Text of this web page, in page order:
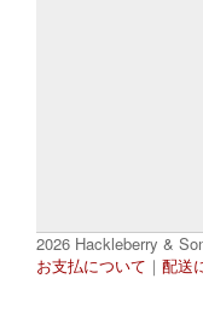
2026 Hackleberry &
お支払について ｜ 配送